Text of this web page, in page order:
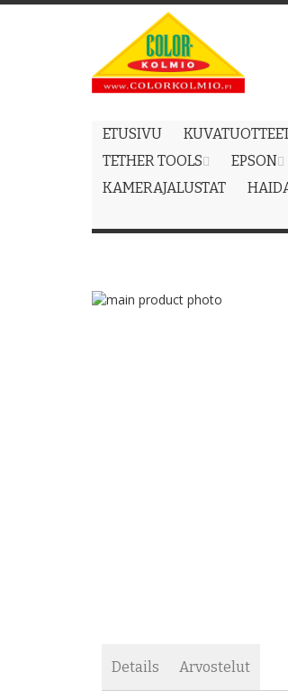
Content
ETUSIVU
TETHER TOOLS
EPSON
KAMERAJALUSTAT
Skip
Details Arvostelut